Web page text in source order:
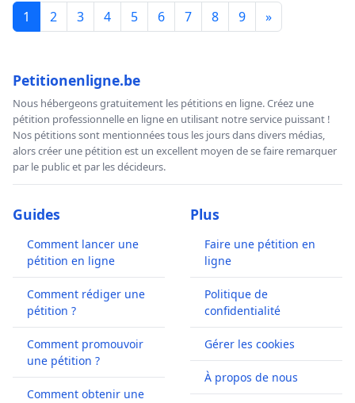
1 2 3 4 5 6 7 8 9 »
Petitionenligne.be
Nous hébergeons gratuitement les pétitions en ligne. Créez une
pétition professionnelle en ligne en utilisant notre service puissant !
Nos pétitions sont mentionnées tous les jours dans divers médias,
alors créer une pétition est un excellent moyen de se faire remarquer
par le public et par les décideurs.
Guides
Comment lancer une
pétition en ligne
Comment rédiger une
pétition ?
Comment promouvoir
une pétition ?
Comment obtenir une
Plus
Faire une pétition en
ligne
Politique de
confidentialité
Gérer les cookies
À propos de nous